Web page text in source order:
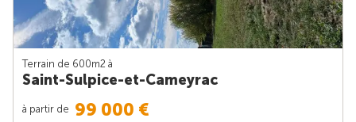
Terrain de 600m2 à
Saint-Sulpice-et-Cameyrac
à partir de 99 000 €